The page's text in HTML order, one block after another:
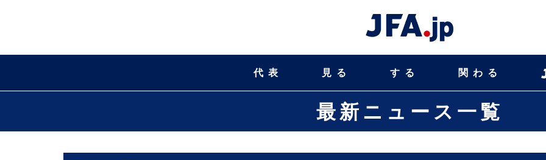
代表 見る する 関わる
最新ニュース一覧